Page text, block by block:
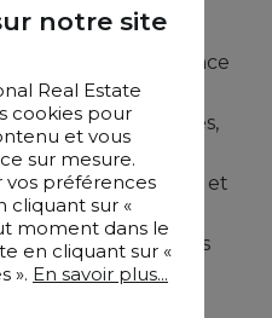
dans une résidence
modernité et
chambres spacieuses,
deux séjours
(intérieure équipée et
aussi fonctionnel
idéale pour les
généreux.
notre site
Real Estate
cookies pour
et vous
sur mesure.
vos préférences
cliquant sur «
moment dans le
en cliquant sur «
». En savoir plus...